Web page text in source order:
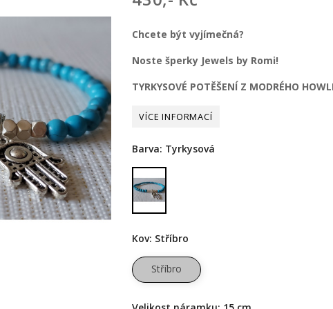
Chcete být vyjímečná?
Noste šperky Jewels by Romi!
TYRKYSOVÉ POTĚŠENÍ Z MODRÉHO
Barva: Tyrkysová
Tyrkysová
Kov: Stříbro
Stříbro